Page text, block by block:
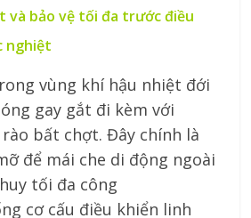
và bảo vệ tối đa trước điều
nghiệt
vùng khí hậu nhiệt đới
gay gắt đi kèm với
bất chợt. Đây chính là
để mái che di động ngoài
tối đa công
cơ cấu điều khiển linh